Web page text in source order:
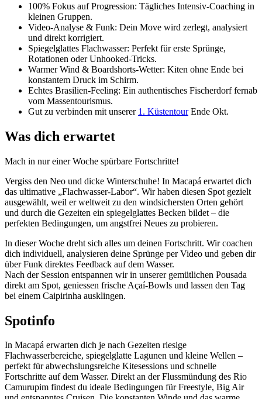
100% Fokus auf Progression: Tägliches Intensiv-Coaching in
kleinen Gruppen.
Video-Analyse & Funk: Dein Move wird zerlegt, analysiert
und direkt korrigiert.
Spiegelglattes Flachwasser: Perfekt für erste Sprünge,
Rotationen oder Unhooked-Tricks.
Warmer Wind & Boardshorts-Wetter: Kiten ohne Ende bei
konstantem Druck im Schirm.
Echtes Brasilien-Feeling: Ein authentisches Fischerdorf fernab
vom Massentourismus.
Gut zu verbinden mit unserer 1. KüstentourEnde Okt.
Was dich erwartet
Mach in nur einer Woche spürbare Fortschritte!
Vergiss den Neo und dicke Winterschuhe! In Macapá erwartet dich
das ultimative „Flachwasser-Labor“. Wir haben diesen Spot gezielt
ausgewählt, weil er weltweit zu den windsichersten Orten gehört
und durch die Gezeiten ein spiegelglattes Becken bildet – die
perfekten Bedingungen, um angstfrei Neues zu probieren.
In dieser Woche dreht sich alles um deinen Fortschritt. Wir coachen
dich individuell, analysieren deine Sprünge per Video und geben dir
über Funk direktes Feedback auf dem Wasser.
Nach der Session entspannen wir in unserer gemütlichen Pousada
direkt am Spot, geniessen frische Açaí-Bowls und lassen den Tag
bei einem Caipirinha ausklingen.
Spotinfo
In Macapá erwarten dich je nach Gezeiten riesige
Flachwasserbereiche, spiegelglatte Lagunen und kleine Wellen –
perfekt für abwechslungsreiche Kitesessions und schnelle
Fortschritte auf dem Wasser. Direkt an der Flussmündung des Rio
Camurupim findest du ideale Bedingungen für Freestyle, Big Air